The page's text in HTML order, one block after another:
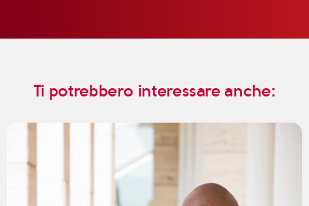
Ti potrebbero interessare anche: